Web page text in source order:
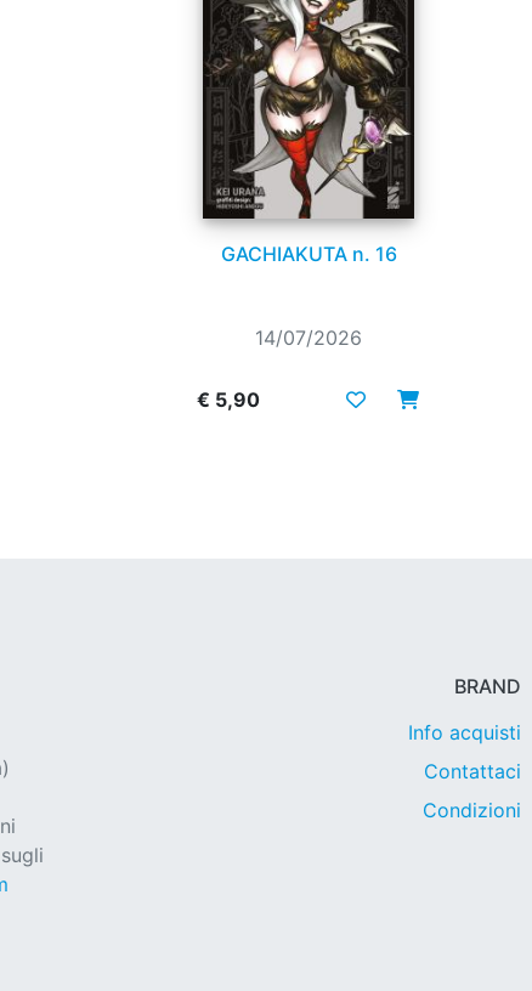
GACHIAKUTA n. 16
14/07/2026
€ 5,90
BRAND
Info acquisti
Contattaci
Condizioni